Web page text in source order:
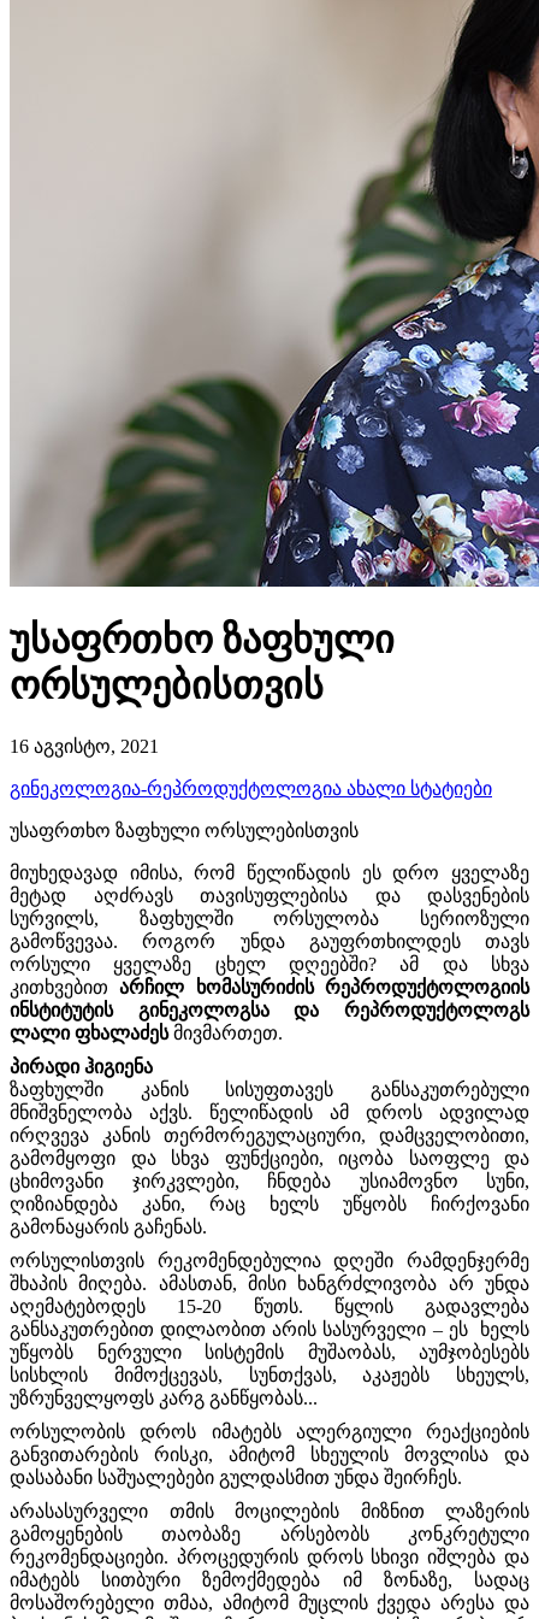
უსაფრთხო ზაფხული
ორსულებისთვის
16 აგვისტო, 2021
გინეკოლოგია-რეპროდუქტოლოგია ახალი სტატიები
უსაფრთხო ზაფხული ორსულებისთვის
მიუხედავად იმისა, რომ წელიწადის ეს დრო ყველაზე
მეტად აღძრავს თავისუფლებისა და დასვენების
სურვილს, ზაფხულში ორსულობა სერიოზული
გამოწვევაა. როგორ უნდა გაუფრთხილდეს თავს
ორსული ყველაზე ცხელ დღეებში? ამ და სხვა
კითხვებითარჩილ ხომასურიძის რეპროდუქტოლოგიის
ინსტიტუტის გინეკოლოგსა და რეპროდუქტოლოგს
ლალი ფხალაძესმივმართეთ.
პირადი ჰიგიენა
ზაფხულში კანის სისუფთავეს განსაკუთრებული
მნიშვნელობა აქვს. წელიწადის ამ დროს ადვილად
ირღვევა კანის თერმორეგულაციური, დამცველობითი,
გამომყოფი და სხვა ფუნქციები, იცობა საოფლე და
ცხიმოვანი ჯირკვლები, ჩნდება უსიამოვნო სუნი,
ღიზიანდება კანი, რაც ხელს უწყობს ჩირქოვანი
გამონაყარის გაჩენას.
ორსულისთვის რეკომენდებულია დღეში რამდენჯერმე
შხაპის მიღება. ამასთან, მისი ხანგრძლივობა არ უნდა
აღემატებოდეს 15-20 წუთს. წყლის გადავლება
განსაკუთრებით დილაობით არის სასურველი – ეს ხელს
უწყობს ნერვული სისტემის მუშაობას, აუმჯობესებს
სისხლის მიმოქცევას, სუნთქვას, აკაჟებს სხეულს,
უზრუნველყოფს კარგ განწყობას...
ორსულობის დროს იმატებს ალერგიული რეაქციების
განვითარების რისკი, ამიტომ სხეულის მოვლისა და
დასაბანი საშუალებები გულდასმით უნდა შეირჩეს.
არასასურველი თმის მოცილების მიზნით ლაზერის
გამოყენების თაობაზე არსებობს კონკრეტული
რეკომენდაციები. პროცედურის დროს სხივი იშლება და
იმატებს სითბური ზემოქმედება იმ ზონაზე, სადაც
მოსაშორებელი თმაა, ამიტომ მუცლის ქვედა არესა და